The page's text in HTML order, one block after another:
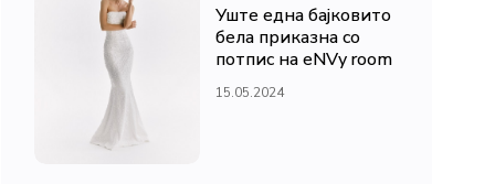
Уште една бајковито
бела приказна со
потпис на eNVy room
15.05.2024